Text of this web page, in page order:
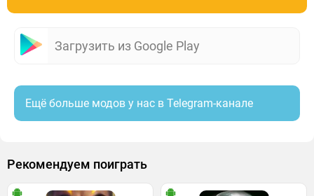
Загрузить из Google Play
Ещё больше модов у нас в Telegram-канале
Рекомендуем поиграть